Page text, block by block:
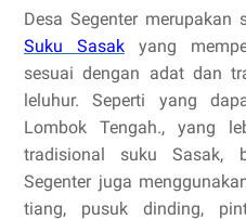
Desa Segenter
Suku Sasak yang
sesuai dengan adat dan
leluhur. Seperti yang
Lombok Tengah., yang
tradisional suku Sasak,
Segenter juga
tiang, pusuk dinding,